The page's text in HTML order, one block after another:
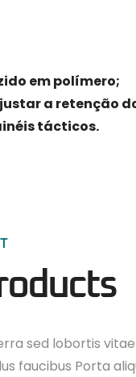
em polímero;
a retenção
tácticos.
sed lobortis
faucibus Porta